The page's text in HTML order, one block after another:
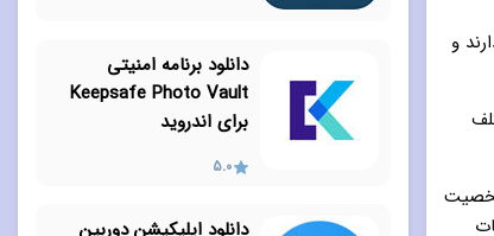
و
دانلود برنامه امنیتی
Keepsafe Photo Vault
برای اندروید
5.0
دانلود اپلیکیشن دوربین